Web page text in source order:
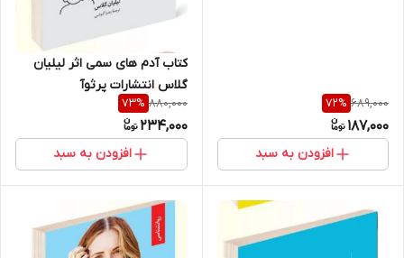
689,000
72%
187,000
افزودن به سبد
کتاب آدم های سمی اثر لیلیان
گلاس انتشارات پرثوآ
880,000
73%
234,000
افزودن به سبد